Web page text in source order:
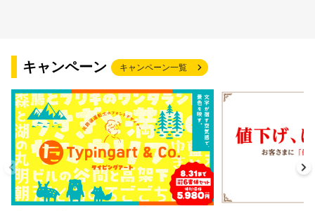
文字種類
価格帯
〜
リセット
キャンペーン キャンペーン一覧